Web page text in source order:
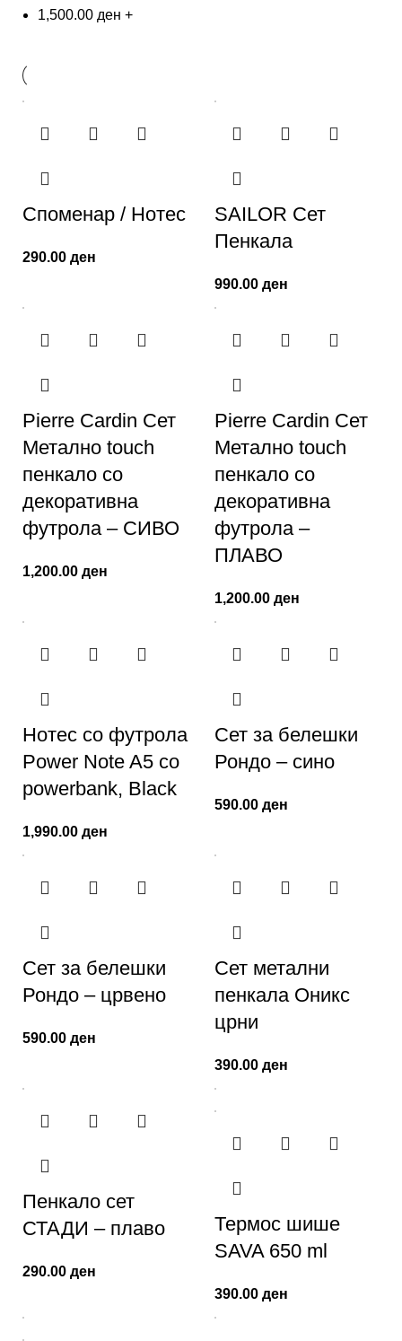
1,500.00 ден +
Споменар / Нотес
290.00 ден
SAILOR Сет
Пенкала
990.00 ден
Pierre Cardin Сет
Метално touch
пенкало со
декоративна
футрола – СИВО
1,200.00 ден
Pierre Cardin Сет
Метално touch
пенкало со
декоративна
футрола –
ПЛАВО
1,200.00 ден
Нотес со футрола
Power Note A5 со
powerbank, Black
1,990.00 ден
Сет за белешки
Рондо – сино
590.00 ден
Сет за белешки
Рондо – црвено
590.00 ден
Сет метални
пенкала Оникс
црни
390.00 ден
Пенкало сет
СТАДИ – плаво
290.00 ден
Термос шише
SAVA 650 ml
390.00 ден